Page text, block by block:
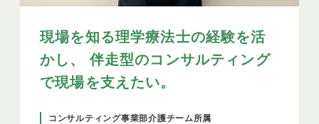
現場を知る理学療法士の経験を活
かし、 伴走型のコンサルティング
で現場を支えたい。
コンサルティング事業部介護チーム所属